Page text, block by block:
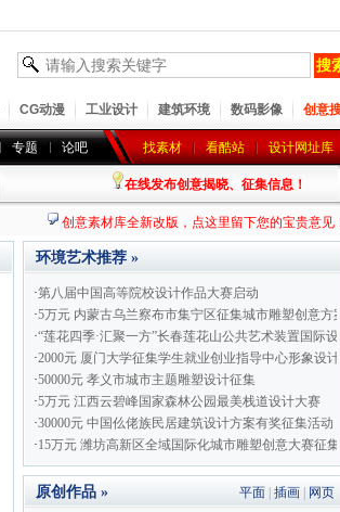
CG动漫 工业设计 建筑环境 数码影像 创意搜
专题 论吧 找素材 看酷站 设计网址库
在线发布创意揭晓、征集信息！
创意素材库全新改版，点这里留下您的宝贵意见
环境艺术推荐 »
·第八届中国高等院校设计作品大赛启动
·5万元 内蒙古乌兰察布市集宁区征集城市雕塑创意方案
·“莲花四季·汇聚一方”长春莲花山公共艺术装置国际设
·2000元 厦门大学征集学生就业创业指导中心形象设计
·50000元 孝义市城市主题雕塑设计征集
·5万元 江西云碧峰国家森林公园最美栈道设计大赛
·30000元 中国仫佬族民居建筑设计方案有奖征集活动
·15万元 潍坊高新区全域国际化城市雕塑创意大赛征集
原创作品 » 平面 插画 网页